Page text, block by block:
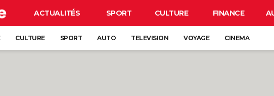
ACTUALITÉS SPORT CULTURE FINANCE
CULTURE SPORT AUTO TELEVISION VOYAGE CINEMA